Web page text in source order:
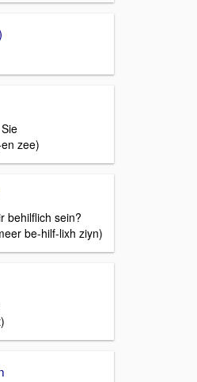
zee)
behilflich sein?
be-hilf-lixh ziyn)